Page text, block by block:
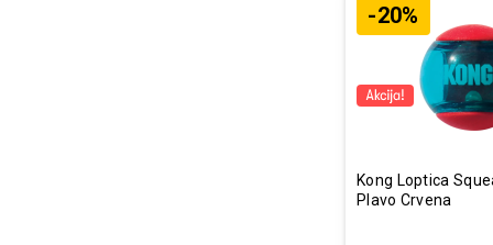
-20%
Kong Loptica
Plavo Crvena